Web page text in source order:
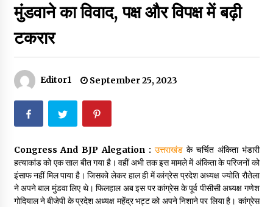
Thought Of The Day 6 September
May 18, 2022
Thought Of The Day 17 May
May 17, 2022
Thought Of The Day 16 May
May 16, 2022
मुंडवाने का विवाद, पक्ष और विपक्ष में बढ़ी
टकरार
Editor1 September 25, 2023
Congress And BJP Alegation : उत्तराखंडके चर्चित अंकिता भंडारी
हत्याकांड को एक साल बीत गया है। वहीं अभी तक इस मामले में अंकिता के परिजनों को
इंसाफ नहीं मिल पाया है। जिसको लेकर हाल ही में कांग्रेस प्रदेश अध्यक्ष ज्योति रौतेला
ने अपने बाल मुंडवा लिए थे। फिलहाल अब इस पर कांग्रेस के पूर्व पीसीसी अध्यक्ष गणेश
गोदियाल ने बीजेपी के प्रदेश अध्यक्ष महेंद्र भट्ट को अपने निशाने पर लिया है। कांग्रेस